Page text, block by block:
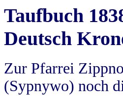
Taufbuch
Deutsch
Zur Pfarrei
(Sypnywo) noch